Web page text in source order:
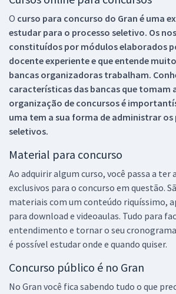
O curso para concurso do Gran é uma
estudar para o processo seletivo. Os
constituídos por módulos elaborados
docente experiente e que entende
bancas organizadoras trabalham.
características das bancas que tomam
organização de concursos é
uma tem a sua forma de administrar os
seletivos.
Material para concurso
Ao adquirir algum curso, você passa a ter
exclusivos para o concurso em questão.
materiais com um conteúdo riquíssimo,
para download e videoaulas. Tudo para
entendimento e tornar o seu
é possível estudar onde e quando quiser.
Concurso público é no Gran
No Gran você fica sabendo tudo o que